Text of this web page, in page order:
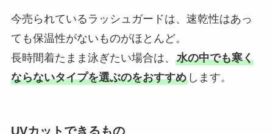
今売られているラッシュガードは、速乾性はあっ
ても保温性がないものがほとんど。
長時間着たまま泳ぎたい場合は、 水の中でも寒く
ならないタイプを選ぶのをおすすめします。
UVカットできるもの